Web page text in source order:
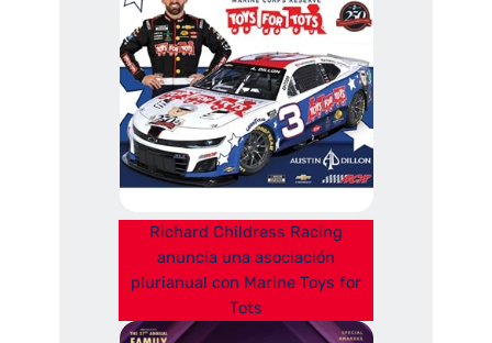
Richard Childress Racing
anuncia una asociación
plurianual con Marine Toys for
Tots